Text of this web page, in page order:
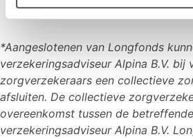
*Aangeslotenen van Longfonds
verzekeringsadviseur Alpina B.V. bij
zorgverzekeraars een collectieve
afsluiten. De collectieve
overeenkomst tussen de
verzekeringsadviseur Alpina B.V.